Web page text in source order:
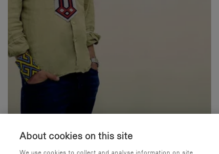
About cookies on this site
Taideyliopisto
Ilmaistapahtuma